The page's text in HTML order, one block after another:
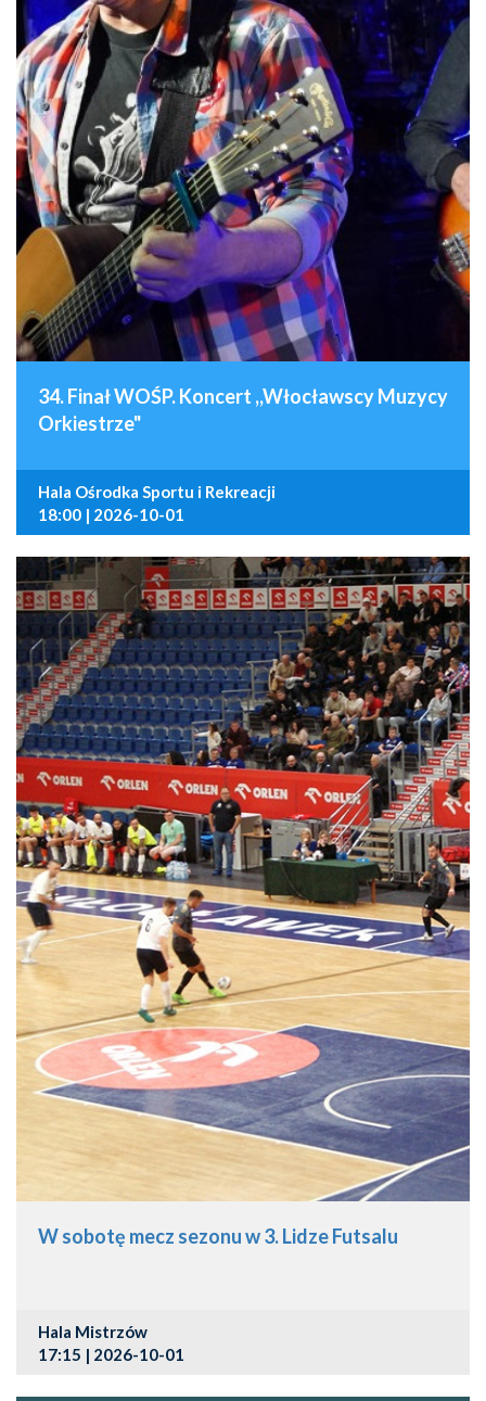
34. Finał WOŚP. Koncert ,,Włocławscy Muzycy
Orkiestrze"
Hala Ośrodka Sportu i Rekreacji
18:00 | 2026-10-01
W sobotę mecz sezonu w 3. Lidze Futsalu
Hala Mistrzów
17:15 | 2026-10-01